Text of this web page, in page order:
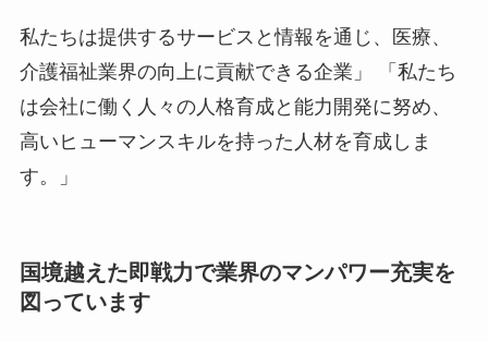
私たちは提供するサービスと情報を通じ、医療、
介護福祉業界の向上に貢献できる企業」 「私たち
は会社に働く人々の人格育成と能力開発に努め、
高いヒューマンスキルを持った人材を育成しま
す。」
国境越えた即戦力で業界のマンパワー充実を
図っています